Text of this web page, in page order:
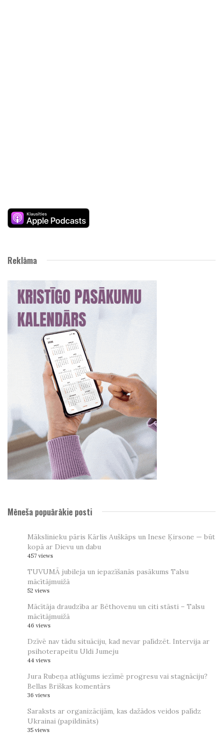
Reklāma
Mēneša popuārākie posti
Mākslinieku pāris Kārlis Auškāps un Inese Ķirsone — būt
kopā ar Dievu un dabu
457 views
TUVUMĀ jubileja un iepazīšanās pasākums Talsu
mācītājmuižā
52 views
Mācītāja draudzība ar Bēthovenu un citi stāsti – Talsu
mācītājmuižā
46 views
Dzīvē nav tādu situāciju, kad nevar palīdzēt. Intervija ar
psihoterapeitu Uldi Jumeju
44 views
Jura Rubeņa atlūgums iezīmē progresu vai stagnāciju?
Bellas Briškas komentārs
36 views
Saraksts ar organizācijām, kas dažādos veidos palīdz
Ukrainai (papildināts)
35 views